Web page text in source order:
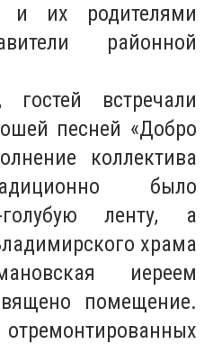
и их родителями
районной
встречали
песней «Добро
коллектива
было
голубую ленту, а
храма
иереем
помещение.